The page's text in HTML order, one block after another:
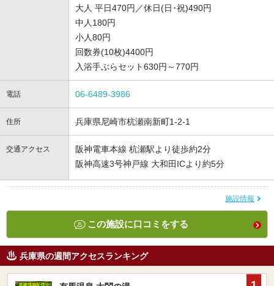
大人 平日470円／休日(日･祝)490円
中人180円
小人80円
回数券(10枚)4400円
入浴手ぶらセット630円～770円
電話 06-6489-3986
住所 兵庫県尼崎市杭瀬南新町1-2-1
交通アクセス
阪神電車本線 杭瀬駅より徒歩約2分
阪神高速3号神戸線 大和田ICより約5分
施設情報
この施設に口コミをする
兵庫県の週間アクセスランキング